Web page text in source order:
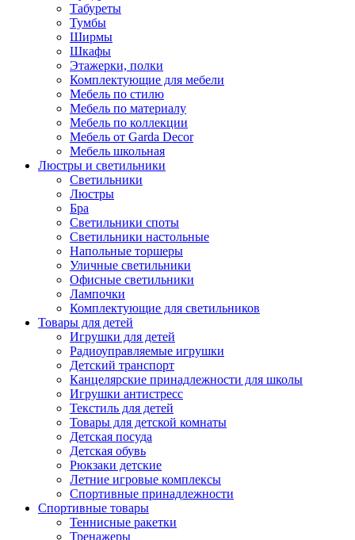
Табуреты
Тумбы
Ширмы
Шкафы
Этажерки, полки
Комплектующие для мебели
Мебель по стилю
Мебель по материалу
Мебель по коллекции
Мебель от Garda Decor
Мебель школьная
Люстры и светильники
Светильники
Люстры
Бра
Светильники споты
Светильники настольные
Напольные торшеры
Уличные светильники
Офисные светильники
Лампочки
Комплектующие для светильников
Товары для детей
Игрушки для детей
Радиоуправляемые игрушки
Детский транспорт
Канцелярские принадлежности для школы
Игрушки антистресс
Текстиль для детей
Товары для детской комнаты
Детская посуда
Детская обувь
Рюкзаки детские
Летние игровые комплексы
Спортивные принадлежности
Спортивные товары
Теннисные ракетки
Тренажеры